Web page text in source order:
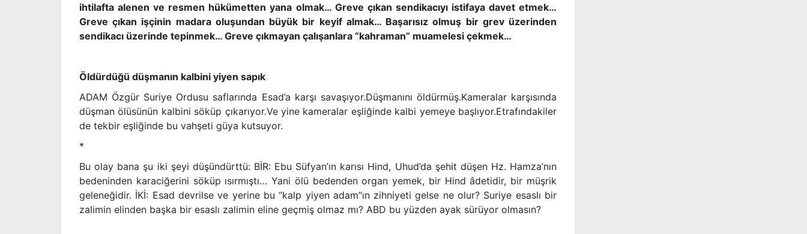
ihtilafta alenen ve resmen hükümetten yana olmak… Greve çıkan sendikacıyı istifaya davet etmek…
Greve çıkan işçinin madara oluşundan büyük bir keyif almak… Başarısız olmuş bir grev üzerinden
sendikacı üzerinde tepinmek… Greve çıkmayan çalışanlara “kahraman” muamelesi çekmek…
Öldürdüğü düşmanın kalbini yiyen sapık
ADAM Özgür Suriye Ordusu saflarında Esad’a karşı savaşıyor.Düşmanını öldürmüş.Kameralar karşısında
düşman ölüsünün kalbini söküp çıkarıyor.Ve yine kameralar eşliğinde kalbi yemeye başlıyor.Etrafındakiler
de tekbir eşliğinde bu vahşeti güya kutsuyor.
*
Bu olay bana şu iki şeyi düşündürttü: BİR: Ebu Süfyan’ın karısı Hind, Uhud’da şehit düşen Hz. Hamza’nın
bedeninden karaciğerini söküp ısırmıştı… Yani ölü bedenden organ yemek, bir Hind âdetidir, bir müşrik
geleneğidir. İKİ: Esad devrilse ve yerine bu “kalp yiyen adam”ın zihniyeti gelse ne olur? Suriye esaslı bir
zalimin elinden başka bir esaslı zalimin eline geçmiş olmaz mı? ABD bu yüzden ayak sürüyor olmasın?